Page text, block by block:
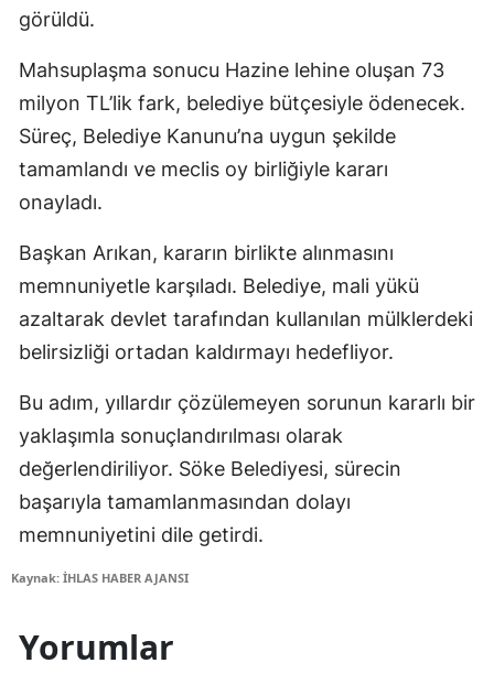
görüldü.
Mahsuplaşma sonucu Hazine lehine oluşan 73
milyon TL’lik fark, belediye bütçesiyle ödenecek.
Süreç, Belediye Kanunu’na uygun şekilde
tamamlandı ve meclis oy birliğiyle kararı
onayladı.
Başkan Arıkan, kararın birlikte alınmasını
memnuniyetle karşıladı. Belediye, mali yükü
azaltarak devlet tarafından kullanılan mülklerdeki
belirsizliği ortadan kaldırmayı hedefliyor.
Bu adım, yıllardır çözülemeyen sorunun kararlı bir
yaklaşımla sonuçlandırılması olarak
değerlendiriliyor. Söke Belediyesi, sürecin
başarıyla tamamlanmasından dolayı
memnuniyetini dile getirdi.
Kaynak: İHLAS HABER AJANSI
Yorumlar